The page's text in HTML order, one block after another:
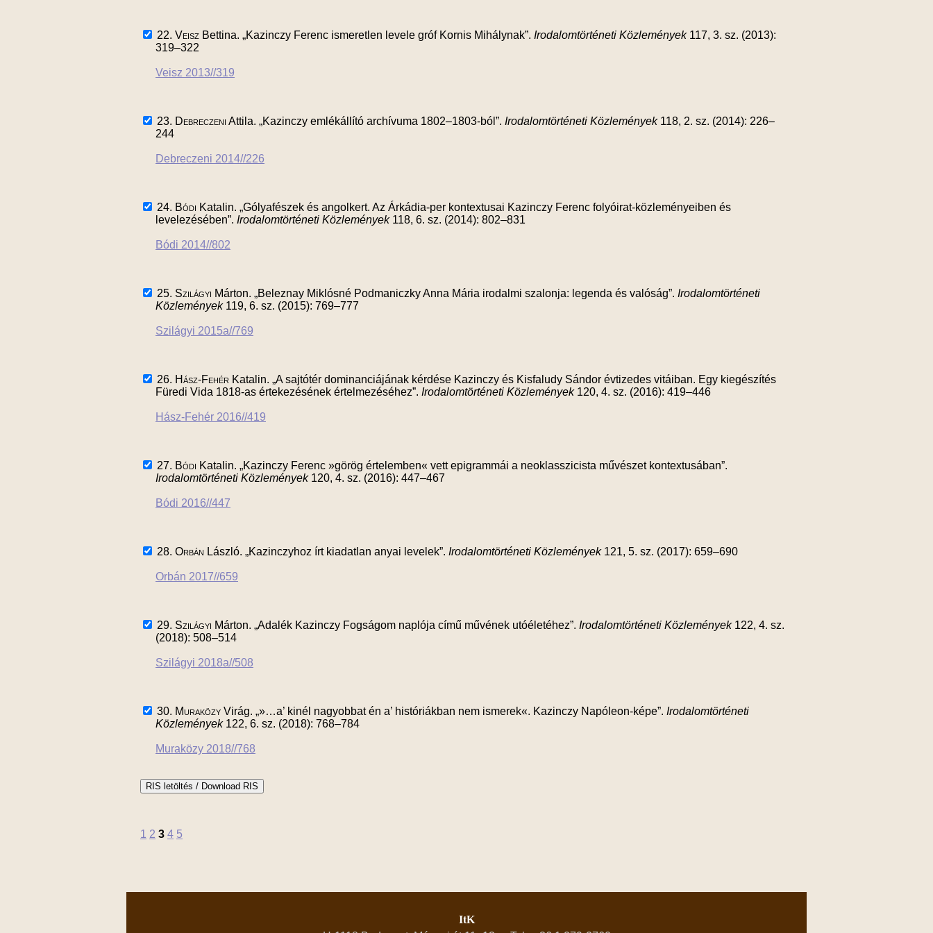
22. Veisz Bettina. „Kazinczy Ferenc ismeretlen levele gróf Kornis Mihálynak”. Irodalomtörténeti Közlemények117, 3. sz. (2013):
319–322
Veisz 2013//319
23. Debreczeni Attila. „Kazinczy emlékállító archívuma 1802–1803-ból”. Irodalomtörténeti Közlemények118, 2. sz. (2014): 226–
244
Debreczeni 2014//226
24. Bódi Katalin. „Gólyafészek és angolkert. Az Árkádia-per kontextusai Kazinczy Ferenc folyóirat-közleményeiben és
levelezésében”. Irodalomtörténeti Közlemények118, 6. sz. (2014): 802–831
Bódi 2014//802
25. Szilágyi Márton. „Beleznay Miklósné Podmaniczky Anna Mária irodalmi szalonja: legenda és valóság”. Irodalomtörténeti
Közlemények119, 6. sz. (2015): 769–777
Szilágyi 2015a//769
26. Hász-Fehér Katalin. „A sajtótér dominanciájának kérdése Kazinczy és Kisfaludy Sándor évtizedes vitáiban. Egy kiegészítés
Füredi Vida 1818-as értekezésének értelmezéséhez”. Irodalomtörténeti Közlemények120, 4. sz. (2016): 419–446
Hász-Fehér 2016//419
27. Bódi Katalin. „Kazinczy Ferenc »görög értelemben« vett epigrammái a neoklasszicista művészet kontextusában”.
Irodalomtörténeti Közlemények120, 4. sz. (2016): 447–467
Bódi 2016//447
28. Orbán László. „Kazinczyhoz írt kiadatlan anyai levelek”. Irodalomtörténeti Közlemények121, 5. sz. (2017): 659–690
Orbán 2017//659
29. Szilágyi Márton. „Adalék Kazinczy Fogságom naplója című művének utóéletéhez”. Irodalomtörténeti Közlemények122, 4. sz.
(2018): 508–514
Szilágyi 2018a//508
30. Muraközy Virág. „»…a’ kinél nagyobbat én a’ históriákban nem ismerek«. Kazinczy Napóleon-képe”. Irodalomtörténeti
Közlemények122, 6. sz. (2018): 768–784
Muraközy 2018//768
1 2 3 4 5
ItK